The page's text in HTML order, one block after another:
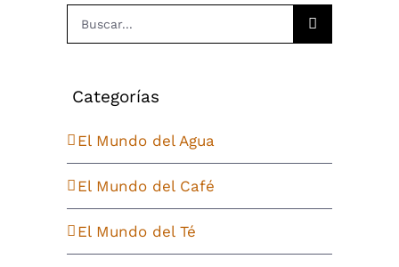
Buscar:
Categorías
El Mundo del Agua
El Mundo del Café
El Mundo del Té